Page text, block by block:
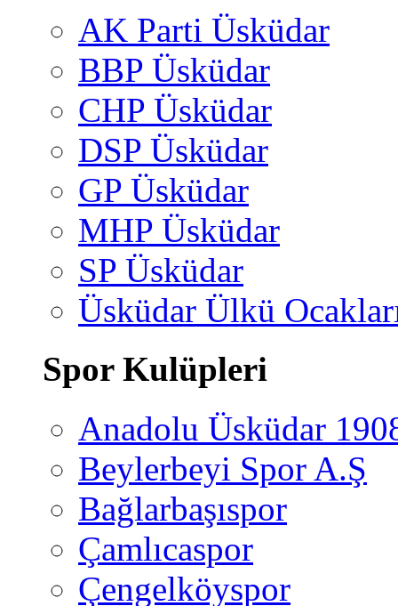
AK Parti Üsküdar
BBP Üsküdar
CHP Üsküdar
DSP Üsküdar
GP Üsküdar
MHP Üsküdar
SP Üsküdar
Üsküdar Ülkü
Spor Kulüpleri
Anadolu Üsküdar
Beylerbeyi Spor A.Ş
Bağlarbaşıspor
Çamlıcaspor
Çengelköyspor